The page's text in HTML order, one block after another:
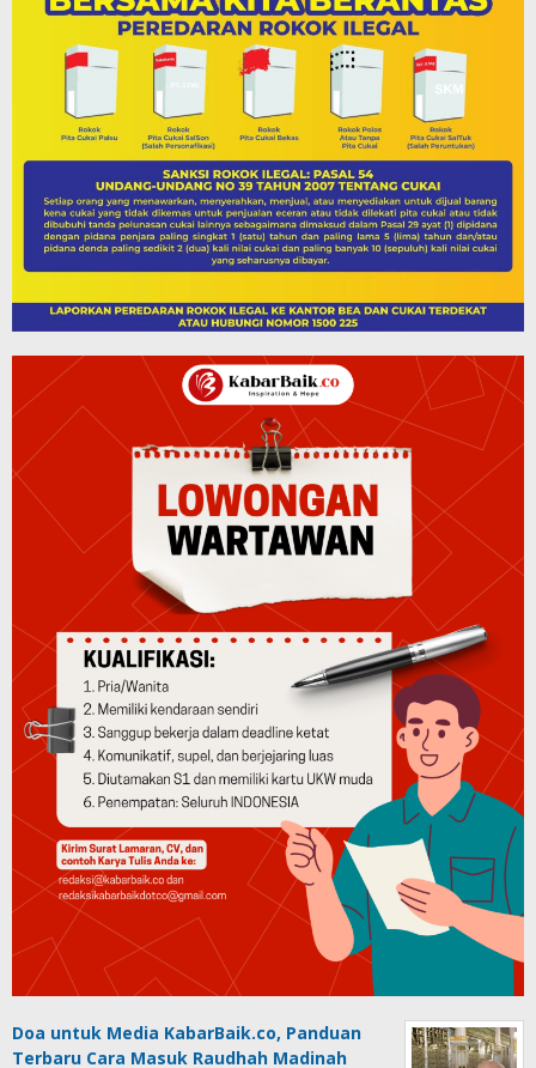
Doa untuk Media KabarBaik.co, Panduan
Terbaru Cara Masuk Raudhah Madinah